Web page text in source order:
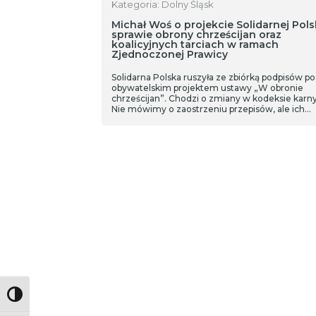
Toggle High Contrast
Kategoria: Dolny Śląsk
Michał Woś o projekcie Solidarnej
sprawie obrony chrześcijan oraz
koalicyjnych tarciach w ramach
Zjednoczonej Prawicy
Solidarna Polska ruszyła ze zbiórką podpisów
obywatelskim projektem ustawy „W obronie
chrześcijan”. Chodzi o zmiany w kodeksie
Nie mówimy o zaostrzeniu przepisów, ale ich